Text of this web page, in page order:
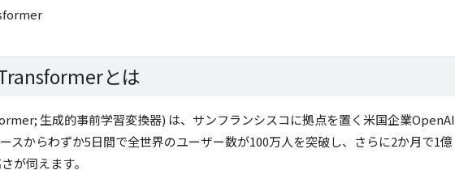
とは
生成的事前学習変換器) は、サンフランシスコに拠点を置く米国企業OpenAI
スからわずか5日間で全世界のユーザー数が100万人を突破し、さらに2か月で1億
が伺えます。